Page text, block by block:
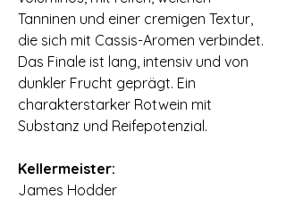
Tanninen und einer cremigen Textur,
die sich mit Cassis-Aromen verbindet.
Das Finale ist lang, intensiv und von
dunkler Frucht geprägt. Ein
charakterstarker Rotwein mit
Substanz und Reifepotenzial.
Kellermeister:
James Hodder